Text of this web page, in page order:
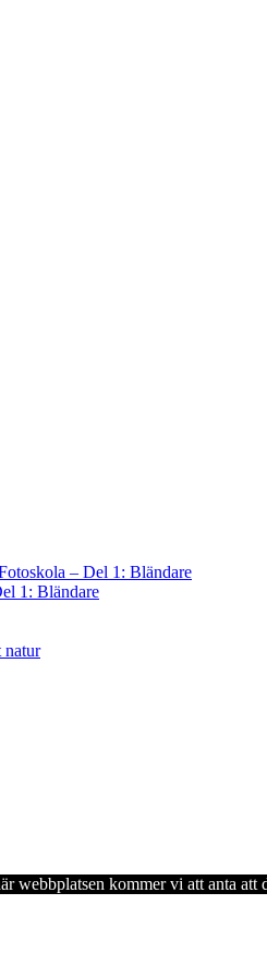
– Del 1: Bländare
1: Bländare
natur
webbplatsen kommer vi att anta att